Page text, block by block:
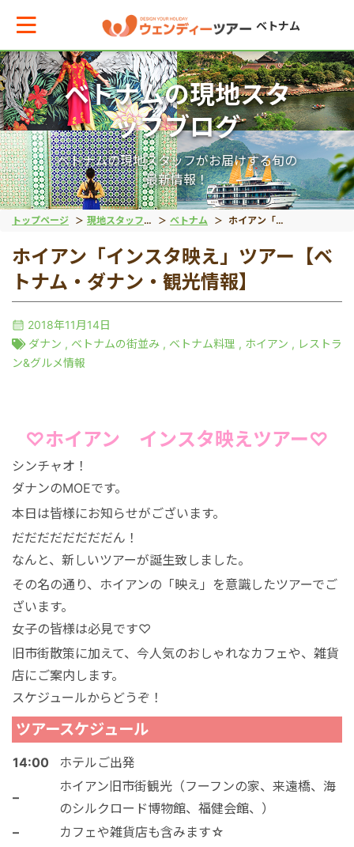
ベトナム
トップページ 現地スタッフブログ ベトナム ホイアン「インスタ映え」ツアー【ベトナム・ダナン・観光情報】
ベトナムの現地スタ
ッフブログ
ベトナムの現地スタッフがお届けする旬の
最新情報！
ホイアン「インスタ映え」ツアー【ベ
トナム・ダナン・観光情報】
2018年11月14日
ダナン , ベトナムの街並み , ベトナム料理 , ホイアン , レストラ
ン&グルメ情報
♡ホイアン インスタ映えツアー♡
シンチャオ！
ダナンのMOEです。
本日は皆様にお知らせがございます。
だだだだだだだだん！
なんと、新しいツアーが誕生致しました。
その名の通り、ホイアンの「映え」を意識したツアーでご
ざいます。
女子の皆様は必見です♡
旧市街散策に加えて、今人気のおしゃれなカフェや、雑貨
店にご案内します。
スケジュールからどうぞ！
ツアースケジュール
14:00 ホテルご出発
–
ホイアン旧市街観光（フーフンの家、来遠橋、海
のシルクロード博物館、福健会館、）
–
カフェや雑貨店も含みます☆
メインメニューへ戻る
アからお役立ち情報を探す
ドネシア
ーシア
ボジア